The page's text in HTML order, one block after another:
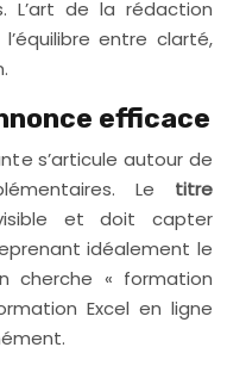
L’art de la rédaction
entre clarté,
efficace
s’articule autour de
Le titre
et doit capter
idéalement le
cherche « formation
Excel en ligne